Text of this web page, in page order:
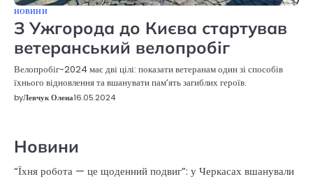
НОВИНИ
З Ужгорода до Києва стартував
ветеранський велопробіг
Велопробіг-2024 має дві цілі: показати ветеранам один зі способів
їхнього відновлення та вшанувати пам’ять загиблих героїв.
byЛевчук Олена16.05.2024
Новини
“Їхня робота — це щоденний подвиг”: у Черкасах вшанували